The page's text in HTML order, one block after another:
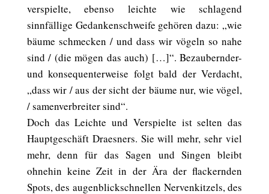
verspielte, ebenso leichte wie schlagend
sinnfällige Gedankenschweife gehören dazu: „wie
bäume schmecken / und dass wir vögeln so nahe
sind / (die mögen das auch) […]“. Bezaubernder-
und konsequenterweise folgt bald der Verdacht,
„dass wir / aus der sicht der bäume nur, wie vögel,
/ samenverbreiter sind“.
Doch das Leichte und Verspielte ist selten das
Hauptgeschäft Draesners. Sie will mehr, sehr viel
mehr, denn für das Sagen und Singen bleibt
ohnehin keine Zeit in der Ära der flackernden
Spots, des augenblickschnellen Nervenkitzels, des